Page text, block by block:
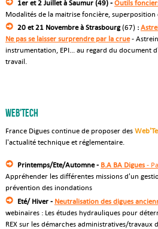
1er et 2 Juillet à Saumur (49) - Outils
Modalités de la maitrise foncière, superposition
20 et 21 Novembre à Strasbourg(67) :
Ne pas se laisser surprendre par la crue -
instrumentation, EPI... au regard du document
travail.
Web'Tech
France Digues continue de proposer des
l'actualité technique et réglementaire.
Printemps/Ete/Automne - B.A BA Digues -
Appréhender les différentes missions d'un
prévention des inondations
Eté/ Hiver - Neutralisation des digues
webinaires : Les études hydrauliques pour
REX sur les démarches administratives/travaux